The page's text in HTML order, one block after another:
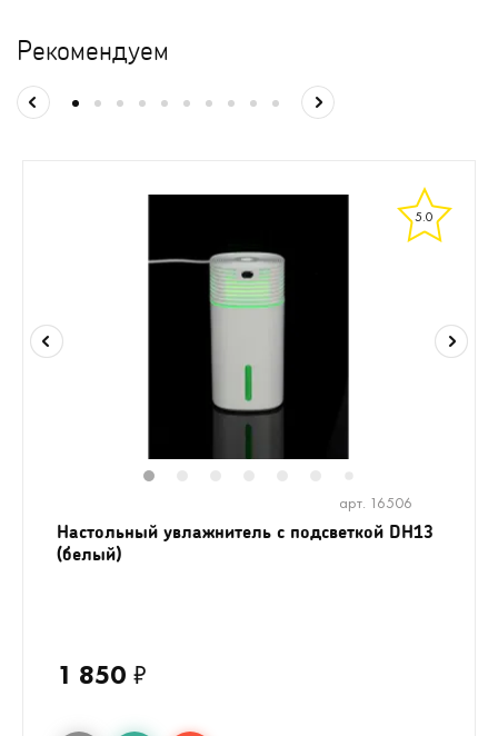
Рекомендуем
5.0
арт. 16506
Настольный увлажнитель с подсветкой DH13
(белый)
1 850 ₽